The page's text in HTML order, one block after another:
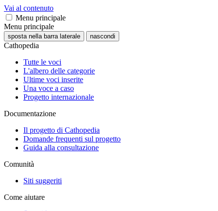
Vai al contenuto
Menu principale
Menu principale
sposta nella barra laterale nascondi
Cathopedia
Tutte le voci
L'albero delle categorie
Ultime voci inserite
Una voce a caso
Progetto internazionale
Documentazione
Il progetto di Cathopedia
Domande frequenti sul progetto
Guida alla consultazione
Comunità
Siti suggeriti
Come aiutare